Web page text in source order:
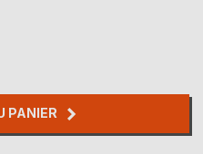
PANIER